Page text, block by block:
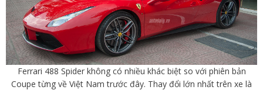
Ferrari 488 Spider không có nhiều khác biệt so với phiên bản
Coupe từng về Việt Nam trước đây. Thay đổi lớn nhất trên xe là